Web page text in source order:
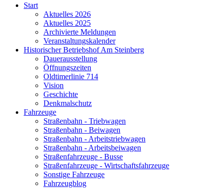
Start
Aktuelles 2026
Aktuelles 2025
Archivierte Meldungen
Veranstaltungskalender
Historischer Betriebshof Am Steinberg
Dauerausstellung
Öffnungszeiten
Oldtimerlinie 714
Vision
Geschichte
Denkmalschutz
Fahrzeuge
Straßenbahn - Triebwagen
Straßenbahn - Beiwagen
Straßenbahn - Arbeitstriebwagen
Straßenbahn - Arbeitsbeiwagen
Straßenfahrzeuge - Busse
Straßenfahrzeuge - Wirtschaftsfahrzeuge
Sonstige Fahrzeuge
Fahrzeugblog